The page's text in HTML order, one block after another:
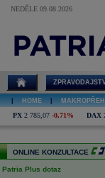
NEDĚLE 09.08.2026
(London)
HOME
PX 2 785,07 -0,71% DAX
ONLINE KONZULTACE
Patria Plus dotaz